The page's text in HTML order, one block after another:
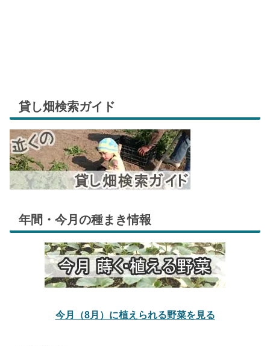
貸し畑検索ガイド
年間・今月の種まき情報
今月（8月）に植えられる野菜を見る